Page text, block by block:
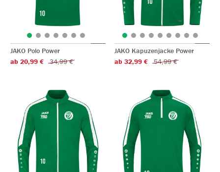
JAKO Polo Power
ab 20,99 €
34,99 €
JAKO Kapuzenjacke Power
ab 32,99 €
54,99 €